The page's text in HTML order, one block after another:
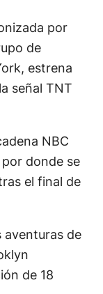
por
de
estrena
señal TNT
NBC
donde se
el final de
aventuras de
de 18